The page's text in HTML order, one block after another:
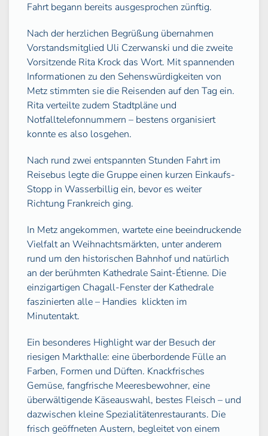
Fahrt begann bereits ausgesprochen zünftig.
Nach der herzlichen Begrüßung übernahmen
Vorstandsmitglied Uli Czerwanski und die zweite
Vorsitzende Rita Krock das Wort. Mit spannenden
Informationen zu den Sehenswürdigkeiten von
Metz stimmten sie die Reisenden auf den Tag ein.
Rita verteilte zudem Stadtpläne und
Notfalltelefonnummern – bestens organisiert
konnte es also losgehen.
Nach rund zwei entspannten Stunden Fahrt im
Reisebus legte die Gruppe einen kurzen Einkaufs-
Stopp in Wasserbillig ein, bevor es weiter
Richtung Frankreich ging.
In Metz angekommen, wartete eine beeindruckende
Vielfalt an Weihnachtsmärkten, unter anderem
rund um den historischen Bahnhof und natürlich
an der berühmten Kathedrale Saint-Étienne. Die
einzigartigen Chagall-Fenster der Kathedrale
faszinierten alle – Handies klickten im
Minutentakt.
Ein besonderes Highlight war der Besuch der
riesigen Markthalle: eine überbordende Fülle an
Farben, Formen und Düften. Knackfrisches
Gemüse, fangfrische Meeresbewohner, eine
überwältigende Käseauswahl, bestes Fleisch – und
dazwischen kleine Spezialitätenrestaurants. Die
frisch geöffneten Austern, begleitet von einem